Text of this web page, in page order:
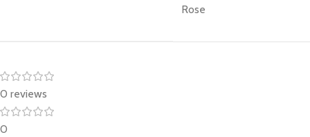
Rose
0 reviews
0